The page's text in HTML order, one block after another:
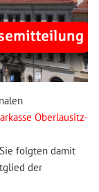
Oberlausitz-
folgten damit
der